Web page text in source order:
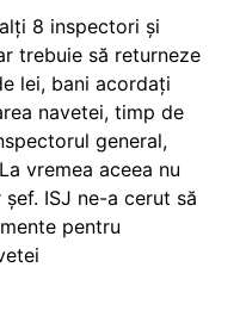
8 inspectori și
trebuie să returneze
lei, bani acordați
navetei, timp de
general,
vremea aceea nu
ISJ ne-a cerut să
pentru